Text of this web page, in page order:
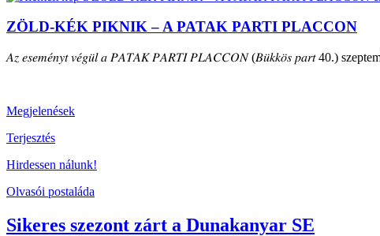
ZÖLD-KÉK PIKNIK – A PATAK PARTI PLACCON
𝐴𝑧 𝑒𝑠𝑒𝑚𝑒́𝑛𝑦𝑡 𝑣𝑒́𝑔𝑢̈𝑙 𝑎 𝑃𝐴𝑇𝐴𝐾 𝑃𝐴𝑅𝑇𝐼 𝑃𝐿𝐴𝐶𝐶𝑂𝑁 (𝐵𝑢̈𝑘𝑘𝑜̈𝑠 𝑝𝑎𝑟𝑡 40.)
Megjelenések
Terjesztés
Hirdessen nálunk!
Olvasói postaláda
Sikeres szezont zárt a Dunakanyar SE